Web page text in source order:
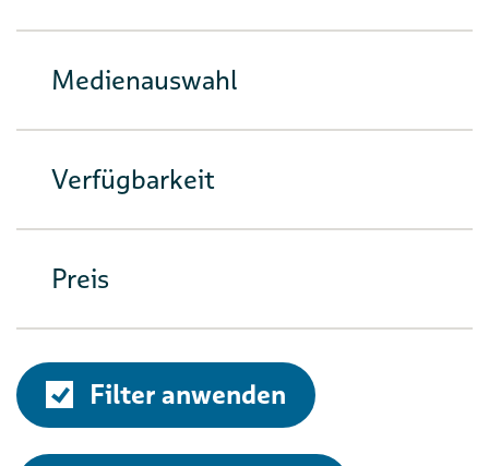
Medienauswahl
Verfügbarkeit
Preis
Filter anwenden